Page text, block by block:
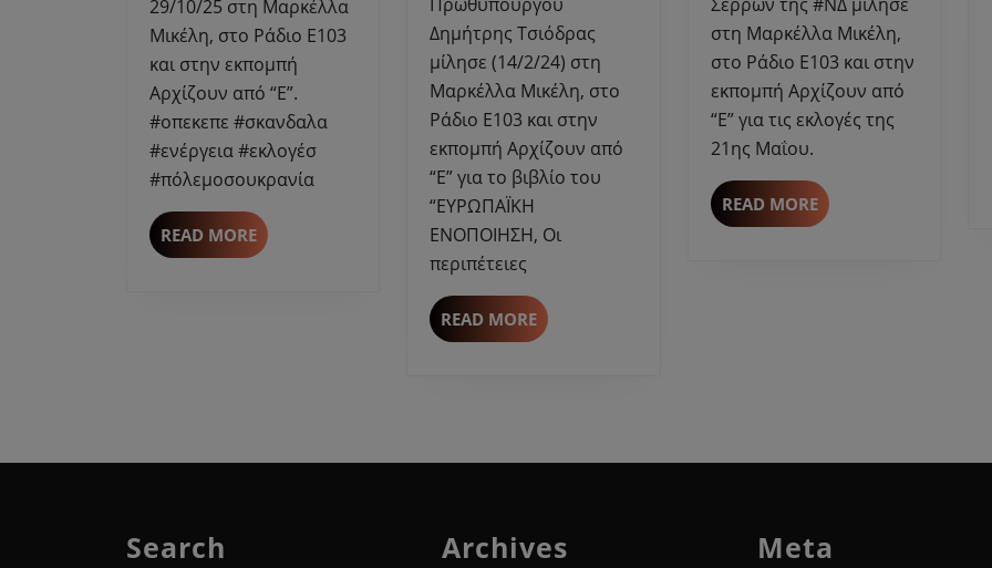
Μαρκέλλα
Μικέλη
επίσκεψη
Κουτσούμπα
29/10/25 στη Μαρκέλλα
Μικέλη, στο Ράδιο Ε103
και στην εκπομπή
Αρχίζουν από “Ε”.
#οπεκεπε #σκανδαλα
#ενέργεια #εκλογέσ
#πόλεμοσουκρανία
READ MOREREAD
MORE
“ΕΥΡΩΠΑΪΚΗ
ΕΝΟΠΟΙΗΣΗ”-
Εκδόσεις
ΜΙΝΩΑΣ.
Δημήτρης Τσιόδρας
μίλησε (14/2/24) στη
Μαρκέλλα Μικέλη, στο
Ράδιο Ε103 και στην
εκπομπή Αρχίζουν από
“Ε” για το βιβλίο του
“ΕΥΡΩΠΑΪΚΗ
ΕΝΟΠΟΙΗΣΗ, Οι
περιπέτειες
READ MOREREAD
MORE
μίλησε
στη
Μαρκέλλα
Μικέλη
στο
στη Μαρκέλλα Μικέλη,
στο Ράδιο Ε103 και στην
εκπομπή Αρχίζουν από
“Ε” για τις εκλογές της
21ης Μαΐου.
READ MOREREAD
MORE
Search Archives Meta